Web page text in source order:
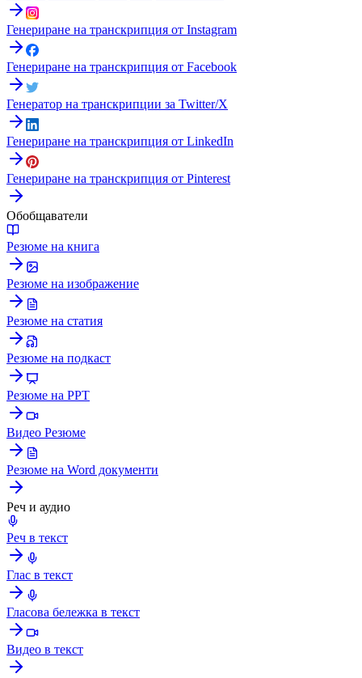
Генериране на транскрипция от Instagram
Генериране на транскрипция от Facebook
Генератор на транскрипции за Twitter/X
Генериране на транскрипция от LinkedIn
Генериране на транскрипция от Pinterest
Обобщаватели
Резюме на книга
Резюме на изображение
Резюме на статия
Резюме на подкаст
Резюме на PPT
Видео Резюме
Резюме на Word документи
Реч и аудио
Реч в текст
Глас в текст
Гласова бележка в текст
Видео в текст